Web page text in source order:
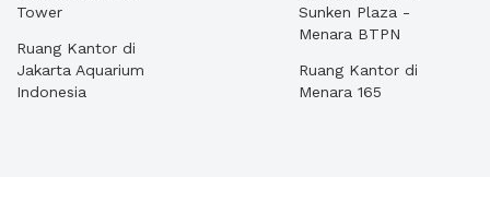
Tower
Ruang Kantor di
Jakarta Aquarium
Indonesia
Sunken Plaza -
Menara BTPN
Ruang Kantor di
Menara 165